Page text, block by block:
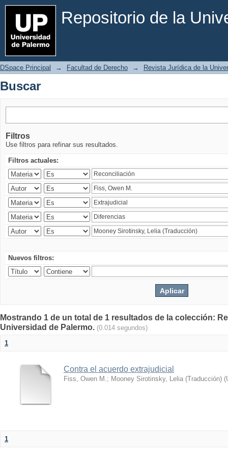
Repositorio de la
Buscar
DSpace Principal → Facultad de Derecho → Revista Jurídica de la
Buscar
Filtros
Use filtros para refinar sus resultados.
Filtros actuales:
Nuevos filtros:
Mostrando 1 de un total de 1 resultados de la colección:
Universidad de Palermo. (0.014 segundos)
1
Contra el acuerdo extrajudicial
Fiss, Owen M.; Mooney Sirotinsky, Lelia (Traducción) (
1